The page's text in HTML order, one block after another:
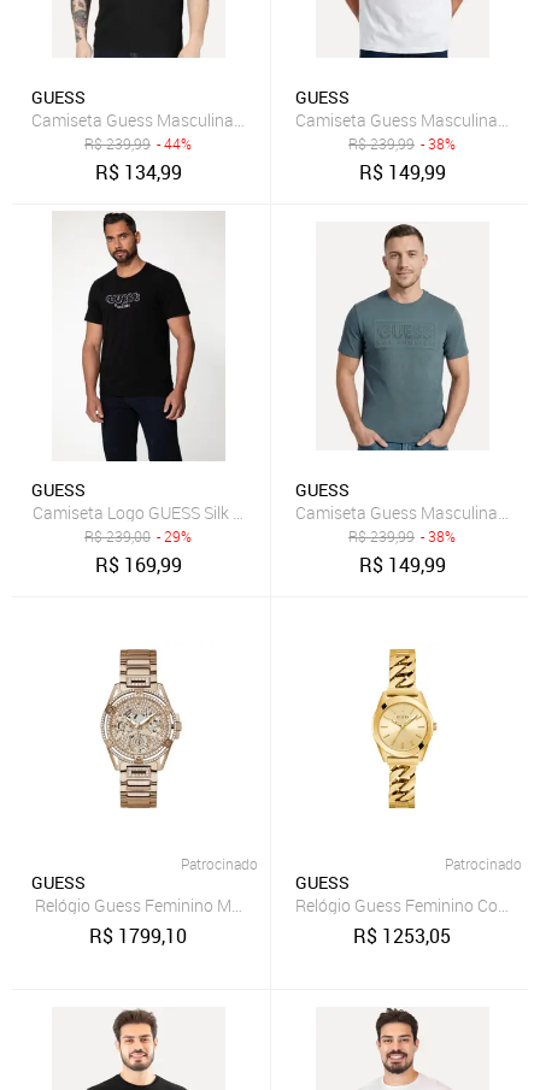
GUESS
Camiseta Guess Masculina Logo Centro Bordado Preta
R$239,99 - 44%
R$ 134,99
GUESS
Camiseta Guess Masculina Los
R$239,99 - 38%
R$ 149,99
GUESS
Camiseta Logo GUESS Silk Preto
R$239,00 - 29%
R$ 169,99
GUESS
Camiseta Guess Masculina Los
R$239,99 - 38%
R$ 149,99
Patrocinado
GUESS
Relógio Guess Feminino Multifunção Cristais Rosé Guess
R$ 1799,10
Patrocinado
GUESS
Relógio Guess Feminino
R$ 1253,05